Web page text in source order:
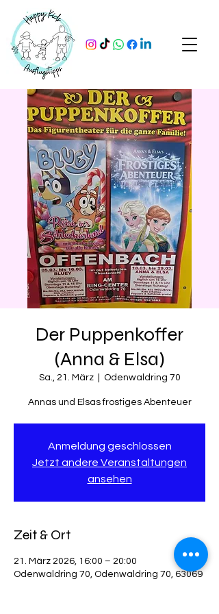
Der Puppenkoffer
(Anna & Elsa)
Sa., 21. März
  |
Odenwaldring 70
Annas und Elsas frostiges Abenteuer
Anmeldung geschlossen
Jetzt andere Veranstaltungen
ansehen
Zeit & Ort
21. März 2026, 16:00 – 20:00
Odenwaldring 70, Odenwaldring 70, 63069